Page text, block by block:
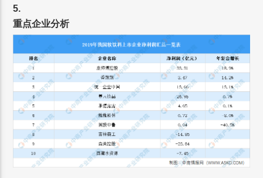
5.
重点企业分析